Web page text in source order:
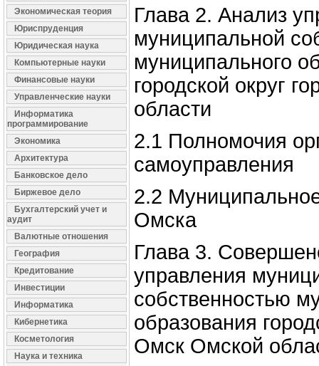
Экономическая теория
Юриспруденция
Юридическая наука
Компьютерные науки
Финансовые науки
Управленческие науки
Информатика
программирование
Экономика
Архитектура
Банковское дело
Биржевое дело
Бухгалтерский учет и
аудит
Валютные отношения
География
Кредитование
Инвестиции
Информатика
Кибернетика
Косметология
Наука и техника
Глава 2. Анализ
муниципальной
муниципального
городской округ
области
2.1 Полномочия
самоуправления
2.2
Омска
Глава 3.
управления
собственностью
образования
Омск Омской